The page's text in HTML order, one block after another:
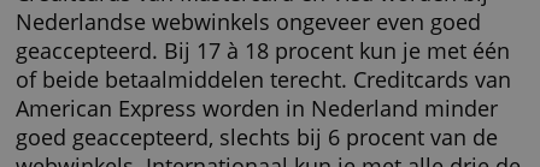
Handig als je geen creditcard hebt
Goed geaccepteerd, ook in het buitenland
Aankoopbescherming
Veilig en privé
Meestal geen kosten